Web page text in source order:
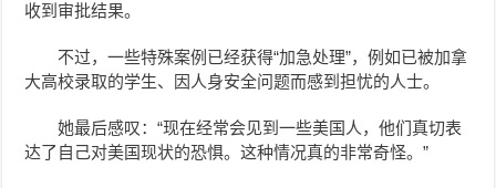
收到审批结果。
不过，一些特殊案例已经获得“加急处理”，例如已被加拿
大高校录取的学生、因人身安全问题而感到担忧的人士。
她最后感叹：“现在经常会见到一些美国人，他们真切表
达了自己对美国现状的恐惧。这种情况真的非常奇怪。”